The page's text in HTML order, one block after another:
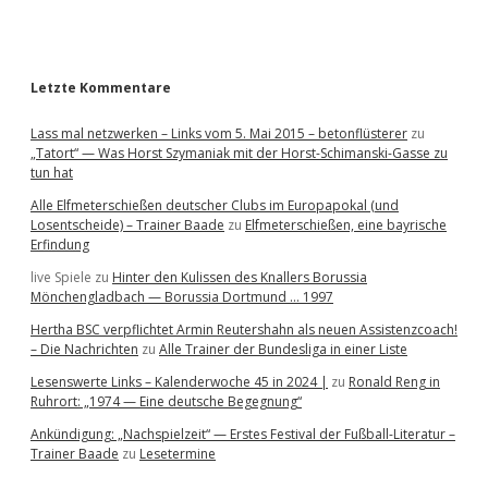
Letzte Kommentare
Lass mal netzwerken – Links vom 5. Mai 2015 – betonflüsterer zu
„Tatort“ — Was Horst Szymaniak mit der Horst-Schimanski-Gasse zu
tun hat
Alle Elfmeterschießen deutscher Clubs im Europapokal (und
Losentscheide) – Trainer Baade zu Elfmeterschießen, eine bayrische
Erfindung
live Spiele zu Hinter den Kulissen des Knallers Borussia
Mönchengladbach — Borussia Dortmund … 1997
Hertha BSC verpflichtet Armin Reutershahn als neuen Assistenzcoach!
– Die Nachrichten zu Alle Trainer der Bundesliga in einer Liste
Lesenswerte Links – Kalenderwoche 45 in 2024 | zu Ronald Reng in
Ruhrort: „1974 — Eine deutsche Begegnung“
Ankündigung: „Nachspielzeit“ — Erstes Festival der Fußball-Literatur –
Trainer Baade zu Lesetermine